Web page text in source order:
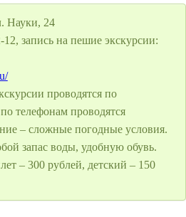
Науки, 24
запись на пешие экскурсии:
проводятся по
телефонам проводятся
– сложные погодные условия.
запас воды, удобную обувь.
– 300 рублей, детский – 150